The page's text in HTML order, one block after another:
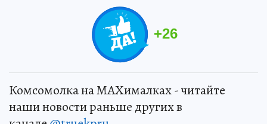
+26
Комсомолка на MAXималках - читайте
наши новости раньше других в